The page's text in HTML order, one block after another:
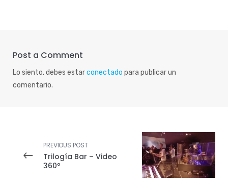
Post a Comment
Lo siento, debes estarconectado para publicar un
comentario.
PREVIOUS POST
Trilogía Bar – Video
360º